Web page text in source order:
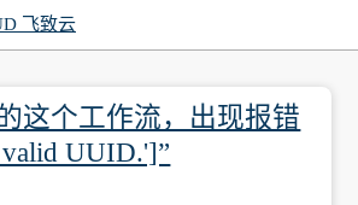
飞致云
这个工作流，出现报错
valid UUID.']”